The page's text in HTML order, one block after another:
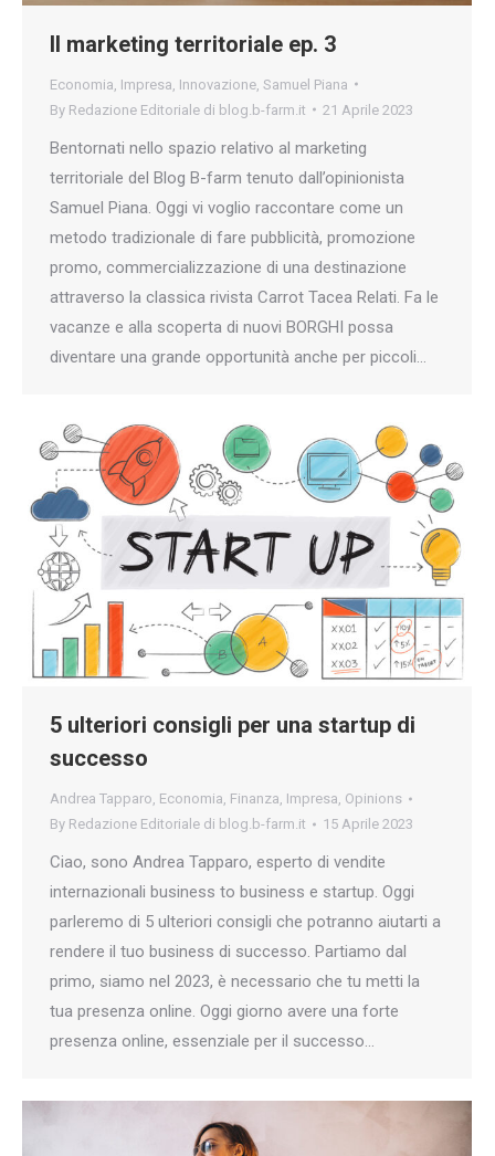
Il marketing territoriale ep. 3
Economia Impresa Innovazione Samuel Piana
By Redazione Editoriale di blog.b-farm.it 21 Aprile 2023
Bentornati nello spazio relativo al marketing
territoriale del Blog B-farm tenuto dall’opinionista
Samuel Piana. Oggi vi voglio raccontare come un
metodo tradizionale di fare pubblicità, promozione
promo, commercializzazione di una destinazione
attraverso la classica rivista Carrot Tacea Relati. Fa le
vacanze e alla scoperta di nuovi BORGHI possa
diventare una grande opportunità anche per piccoli…
5 ulteriori consigli per una startup di
successo
Andrea Tapparo, Economia, Finanza, Impresa, Opinions
By Redazione Editoriale di blog.b-farm.it 15 Aprile 2023
Ciao, sono Andrea Tapparo, esperto di vendite
internazionali business to business e startup. Oggi
parleremo di 5 ulteriori consigli che potranno aiutarti a
rendere il tuo business di successo. Partiamo dal
primo, siamo nel 2023, è necessario che tu metti la
tua presenza online. Oggi giorno avere una forte
presenza online, essenziale per il successo…